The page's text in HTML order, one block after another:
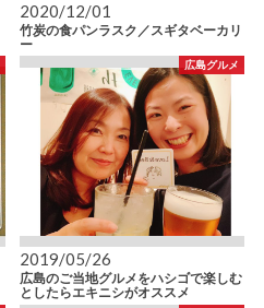
2020/12/01
竹炭の食パンラスク／スギタベーカリ
ー
広島グルメ
2019/05/26
広島のご当地グルメをハシゴで楽しむ
としたらエキニシがオススメ